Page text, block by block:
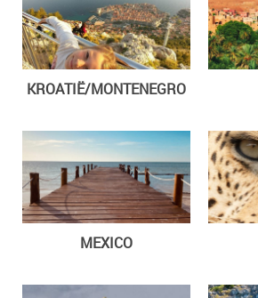
KROATIË/MONTENEGRO
MEXICO